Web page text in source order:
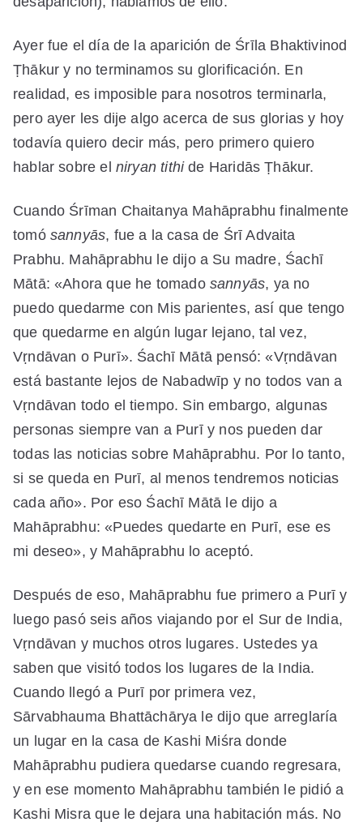
Ayer fue el día de la aparición de Śrīla Bhaktivinod
Ṭhākur y no terminamos su glorificación. En
realidad, es imposible para nosotros terminarla,
pero ayer les dije algo acerca de sus glorias y hoy
todavía quiero decir más, pero primero quiero
hablar sobre el niryan tithide Haridās Ṭhākur.
Cuando Śrīman Chaitanya Mahāprabhu finalmente
tomó sannyās, fue a la casa de Śrī Advaita
Prabhu. Mahāprabhu le dijo a Su madre, Śachī
Mātā: «Ahora que he tomado sannyās, ya no
puedo quedarme con Mis parientes, así que tengo
que quedarme en algún lugar lejano, tal vez,
Vṛndāvan o Purī». Śachī Mātā pensó: «Vṛndāvan
está bastante lejos de Nabadwīp y no todos van a
Vṛndāvan todo el tiempo. Sin embargo, algunas
personas siempre van a Purī y nos pueden dar
todas las noticias sobre Mahāprabhu. Por lo tanto,
si se queda en Purī, al menos tendremos noticias
cada año». Por eso Śachī Mātā le dijo a
Mahāprabhu: «Puedes quedarte en Purī, ese es
mi deseo», y Mahāprabhu lo aceptó.
Después de eso, Mahāprabhu fue primero a Purī y
luego pasó seis años viajando por el Sur de India,
Vṛndāvan y muchos otros lugares. Ustedes ya
saben que visitó todos los lugares de la India.
Cuando llegó a Purī por primera vez,
Sārvabhauma Bhattāchārya le dijo que arreglaría
un lugar en la casa de Kashi Miśra donde
Mahāprabhu pudiera quedarse cuando regresara,
y en ese momento Mahāprabhu también le pidió a
Kashi Misra que le dejara una habitación más. No